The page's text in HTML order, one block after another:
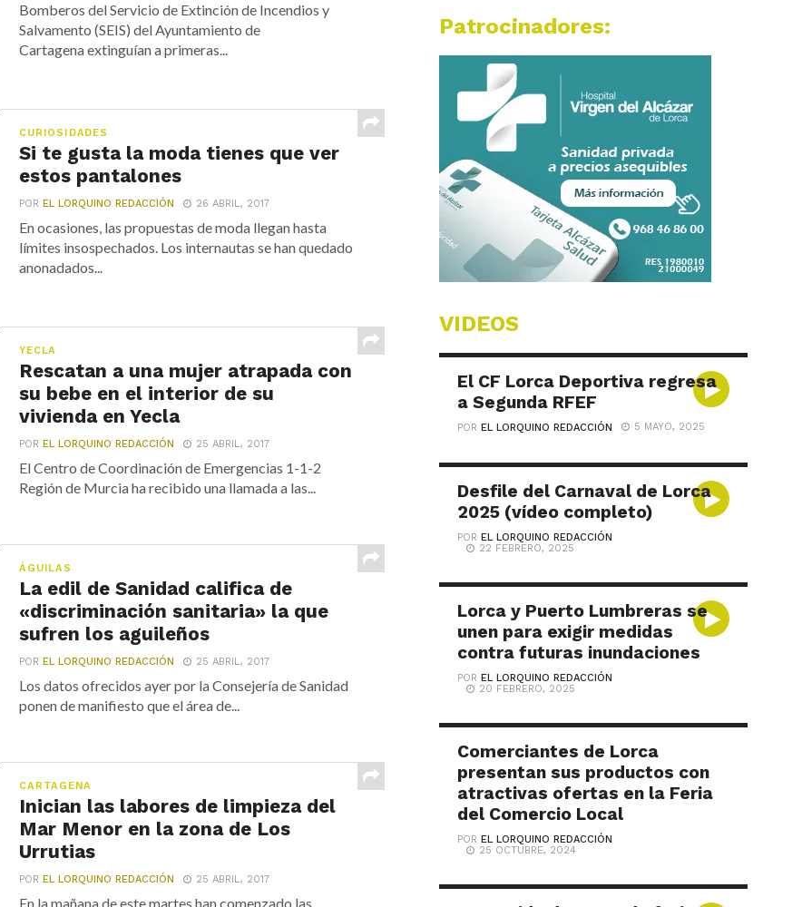
Bomberos del Servicio de Extinción de Incendios y
Salvamento (SEIS) del Ayuntamiento de
Cartagena extinguían a primeras...
CURIOSIDADES
Si te gusta la moda tienes que ver
estos pantalones
POR EL LORQUINO REDACCIÓN 26 ABRIL, 2017
En ocasiones, las propuestas de moda llegan hasta
límites insospechados. Los internautas se han quedado
anonadados...
YECLA
Rescatan a una mujer atrapada con
su bebe en el interior de su
vivienda en Yecla
POR EL LORQUINO REDACCIÓN 25 ABRIL, 2017
El Centro de Coordinación de Emergencias 1-1-2
Región de Murcia ha recibido una llamada a las...
ÁGUILAS
La edil de Sanidad califica de
«discriminación sanitaria» la que
sufren los aguileños
POR EL LORQUINO REDACCIÓN 25 ABRIL, 2017
Los datos ofrecidos ayer por la Consejería de Sanidad
ponen de manifiesto que el área de...
CARTAGENA
Inician las labores de limpieza del
Mar Menor en la zona de Los
Urrutias
POR EL LORQUINO REDACCIÓN 25 ABRIL, 2017
En la mañana de este martes han comenzado las
Patrocinadores:
VIDEOS
El CF Lorca Deportiva regresa
a Segunda RFEF
POR EL LORQUINO REDACCIÓN 5 MAYO, 2025
Desfile del Carnaval de Lorca
2025 (vídeo completo)
POR EL LORQUINO REDACCIÓN
22 FEBRERO, 2025
Lorca y Puerto Lumbreras se
unen para exigir medidas
contra futuras inundaciones
POR EL LORQUINO REDACCIÓN
20 FEBRERO, 2025
Comerciantes de Lorca
presentan sus productos con
atractivas ofertas en la Feria
del Comercio Local
POR EL LORQUINO REDACCIÓN
25 OCTUBRE, 2024